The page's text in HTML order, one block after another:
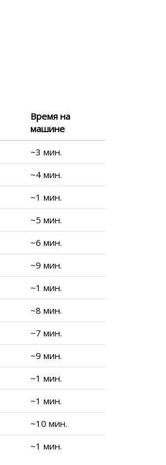
Время на
машине
~3 мин.
~4 мин.
~1 мин.
~5 мин.
~6 мин.
~9 мин.
~1 мин.
~8 мин.
~7 мин.
~9 мин.
~1 мин.
~1 мин.
~10 мин.
~1 мин.